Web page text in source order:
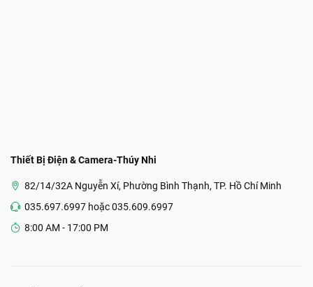
Thiết Bị Điện & Camera-Thúy Nhi
82/14/32A Nguyễn Xí, Phường Bình Thạnh, TP. Hồ Chí Minh
035.697.6997 hoặc 035.609.6997
8:00 AM - 17:00 PM